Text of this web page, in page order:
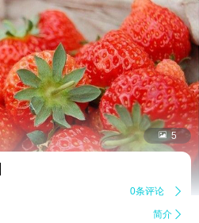
 5
0条评论 
简介 